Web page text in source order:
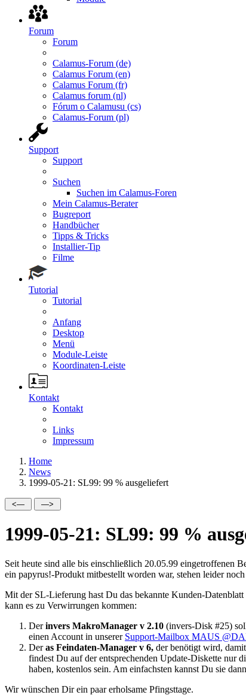
Forum
Forum
Calamus-Forum (de)
Calamus Forum (en)
Calamus Forum (fr)
Calamus forum (nl)
Fórum o Calamusu (cs)
Calamus-Forum (pl)
Support
Support
Suchen
Suchen im Calamus-Foren
Mein Calamus-Berater
Bugreport
Handbücher
Tipps & Tricks
Installier-Tip
Filme
Tutorial
Tutorial
Anfang
Desktop
Menü
Module-Leiste
Koordinaten-Leiste
Kontakt
Kontakt
Links
Impressum
Home
News
1999-05-21: SL99: 99 % ausgeliefert
1999-05-21: SL99: 99 %
Seit heute sind alle bis einschließlich 20.05.99 eingetroffenen
ein papyrus!-Produkt mitbestellt worden war, stehen leider noch
Mit der SL-Lieferung hast Du das bekannte Kunden-
kann es zu Verwirrungen kommen:
Derinvers MakroManager v 2.10 (invers-Disk #25)
einen Account in unserer Support-Mailbox MAUS
Deras Feindaten-Manager v 6, der benötigt wird,
findest Du auf der entsprechenden Update-Diskette nur
haben, kostenlos sein. Am einfachsten kannst Du sie
Wir wünschen Dir ein paar erholsame Pfingsttage.